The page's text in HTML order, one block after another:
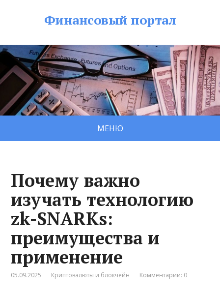
Финансовый портал
МЕНЮ
Почему важно
изучать технологию
zk-SNARKs:
преимущества и
применение
05.09.2025 Криптовалюты и блокчейн Комментарии: 0